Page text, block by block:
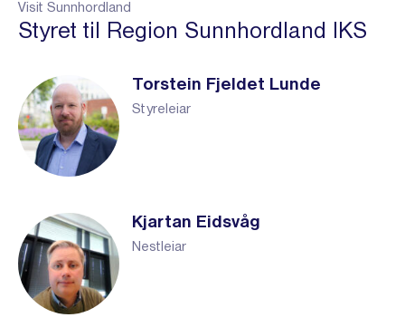
Visit Sunnhordland
Styret til Region Sunnhordland IKS
Torstein Fjeldet Lunde
Styreleiar
Kjartan Eidsvåg
Nestleiar